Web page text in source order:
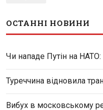
ОСТАННІ НОВИНИ
Чи нападе Путін на НАТО:
Туреччина відновила
Вибух в московському